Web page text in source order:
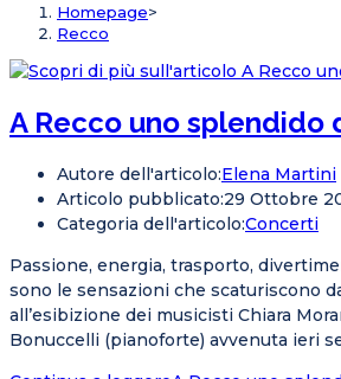
Homepage>
Recco
A Recco uno splendido
Autore dell'articolo:Elena Martini
Articolo pubblicato:29 Ottobre
Categoria dell'articolo:Concerti
Passione, energia, trasporto,
sono le sensazioni che scaturiscono
all’esibizione dei musicisti Chiara
Bonuccelli (pianoforte) avvenuta ieri